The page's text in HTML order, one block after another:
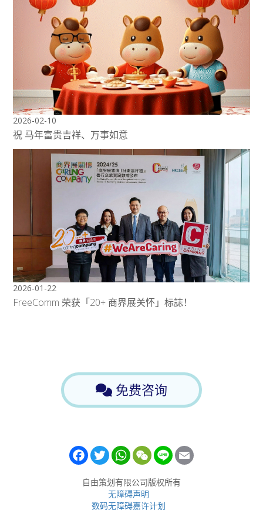
2026-02-10
祝 马年富贵吉祥、万事如意
2026-01-22
FreeComm 荣获「20+ 商界展关怀」标誌！
免费咨询
Facebook
TwitterWhatsApp
WeChatLine
自由策划有限公司版权所有
无障碍声明
数码无障碍嘉许计划